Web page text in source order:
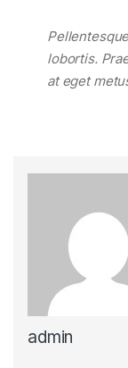
lobortis.
at eget
admin